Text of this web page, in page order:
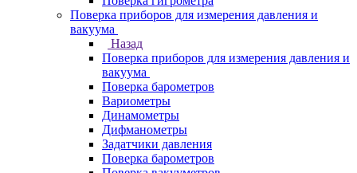
Поверка приборов для измерения давления и
вакуума
Назад
Поверка приборов для измерения давления и
вакуума
Поверка барометров
Вариометры
Динамометры
Дифманометры
Задатчики давления
Поверка барометров